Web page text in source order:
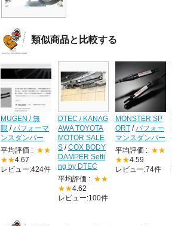
類似商品と比較する
MUGEN / 無
限 /パフォーマ
ンスダンパー
平均評価 : ★★
★★4.67
レビュー:424件
DTEC / KANAG
AWA TOYOTA
MOTOR SALE
S /COX BODY
DAMPER Setti
ng by DTEC
平均評価 : ★★
★★4.62
レビュー:100件
MONSTER SP
ORT /パフォー
マンスダンパー
平均評価 : ★★
★★4.59
レビュー:74件